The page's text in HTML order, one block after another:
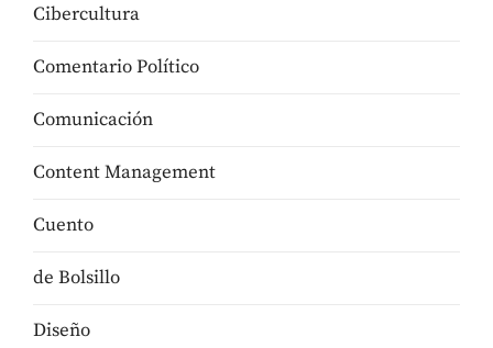
Cibercultura
Comentario Político
Comunicación
Content Management
Cuento
de Bolsillo
Diseño